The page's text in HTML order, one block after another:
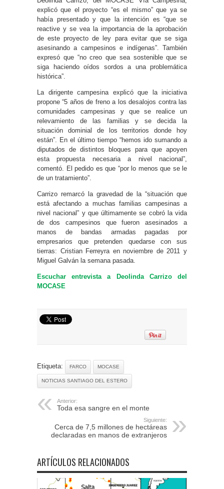
explicó que el proyecto “es el mismo” que ya se
había presentado y que la intención es “que se
reactive y se vea la importancia de la aprobación
de este proyecto de ley para evitar que se siga
asesinando a campesinos e indígenas”. También
expresó que “no creo que sea sostenible que se
siga haciendo oídos sordos a una problemática
histórica”.
La dirigente campesina explicó que la iniciativa
propone “5 años de freno a los desalojos contra las
comunidades campesinas y que se realice un
relevamiento de las familias y se decida la
situación dominial de los territorios donde hoy
están”. En el último tiempo “hemos ido sumando a
diputados de distintos bloques para que apoyen
esta propuesta necesaria a nivel nacional”,
comentó. El pedido es que “por lo menos que se le
de un tratamiento”.
Carrizo remarcó la gravedad de la “situación que
está afectando a muchas familias campesinas a
nivel nacional” y que últimamente se cobró la vida
de dos campesinos que fueron asesinados a
manos de bandas armadas pagadas por
empresarios que pretenden quedarse con sus
tierras: Cristian Ferreyra en noviembre de 2011 y
Miguel Galván la semana pasada.
Escuchar entrevista a Deolinda Carrizo del
MOCASE
Etiqueta: FARCO MOCASE
NOTICIAS SANTIAGO DEL ESTERO
Anterior:
Toda esa sangre en el monte
Siguiente:
Cerca de 7,5 millones de hectáreas
declaradas en manos de extranjeros
ARTÍCULOS RELACIONADOS